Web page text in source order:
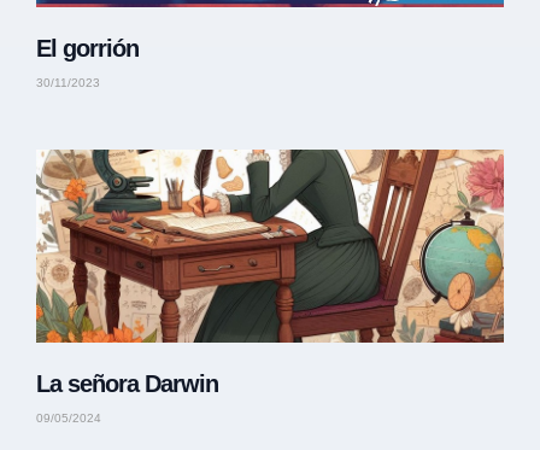
El gorrión
30/11/2023
La señora Darwin
09/05/2024